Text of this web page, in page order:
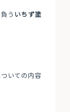
う いちず塗
いての内容